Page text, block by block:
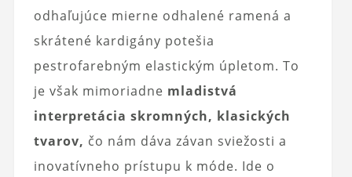
odhaľujúce mierne odhalené ramená a
skrátené kardigány potešia
pestrofarebným elastickým úpletom. To
je však mimoriadne mladistvá
interpretácia skromných, klasických
tvarov, čo nám dáva závan sviežosti a
inovatívneho prístupu k móde. Ide o